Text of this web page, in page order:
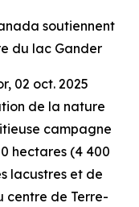
soutiennent
du lac Gander
02 oct. 2025
de la nature
campagne
hectares (4 400
lacustres et de
centre de Terre-